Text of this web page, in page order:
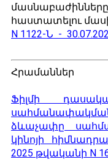
հաստատելու
N 1122-Ն -
Հրամաններ
Ֆիլմի
ձևաչափը
կինոյի
2025 թվականի N